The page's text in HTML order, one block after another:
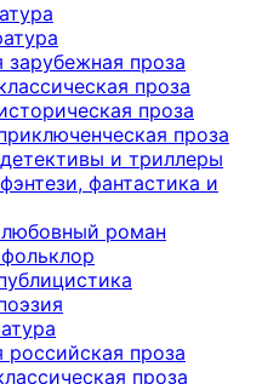
проза
проза
проза
проза
и триллеры
фантастика и
роман
проза
проза